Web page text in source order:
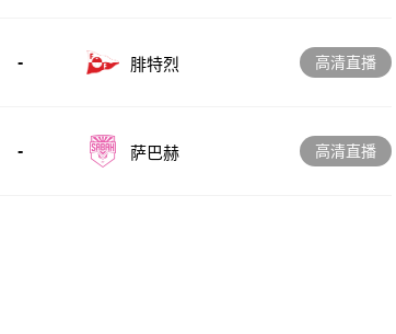
- 腓特烈 高清直播
- 萨巴赫 高清直播